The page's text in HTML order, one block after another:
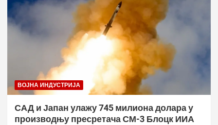
ВОЈНА ИНДУСТРИЈА
САД и Јапан улажу 745 милиона долара у
производњу пресретача СМ-3 Блоцк ИИА